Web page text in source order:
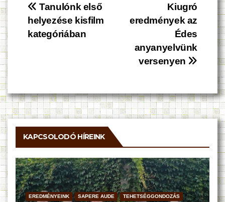
Bejegyzés
navigáció
Kiugró
eredmények az
Édes
anyanyelvünk
versenyen
Tanulónk első
helyezése kisfilm
kategóriában
KAPCSOLODÓ HÍREINK
EREDMÉNYEINK SAPERE AUDE TEHETSÉGGONDOZÁS